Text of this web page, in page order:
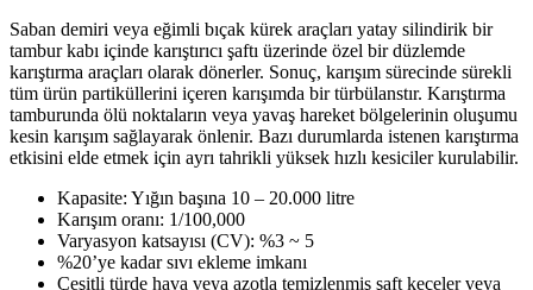
Saban demiri veya eğimli bıçak kürek araçları yatay silindirik bir
tambur kabı içinde karıştırıcı şaftı üzerinde özel bir düzlemde
karıştırma araçları olarak dönerler. Sonuç, karışım sürecinde sürekli
tüm ürün partiküllerini içeren karışımda bir türbülanstır. Karıştırma
tamburunda ölü noktaların veya yavaş hareket bölgelerinin oluşumu
kesin karışım sağlayarak önlenir. Bazı durumlarda istenen karıştırma
etkisini elde etmek için ayrı tahrikli yüksek hızlı kesiciler kurulabilir.
Kapasite: Yığın başına 10 – 20.000 litre
Karışım oranı: 1/100,000
Varyasyon katsayısı (CV): %3 ~ 5
%20’ye kadar sıvı ekleme imkanı
Çeşitli türde hava veya azotla temizlenmiş şaft keçeler veya